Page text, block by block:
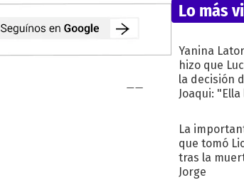
Lo más
Yanina
hizo que
la decisión
Joaqui: "Ella
La
que tomó
tras la
Jorge